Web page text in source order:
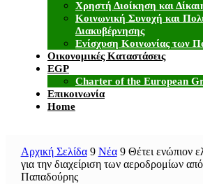
Χρηστή Διοίκηση και
Κοινωνική Συνοχή και
Διακυβέρνησης
Ενίσχυση Κοινωνίας των
Οικονομικές Καταστάσεις
EGP
Charter of the European
Επικοινωνία
Home
Αρχική Σελίδα 9 Νέα 9 Θέτει ενώπιον
για την διαχείριση των αεροδρομίων
Παπαδούρης